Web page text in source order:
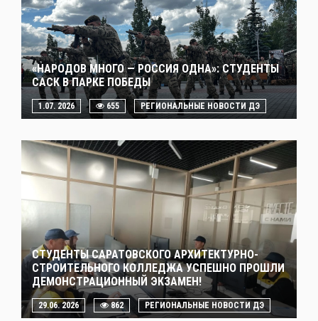
«НАРОДОВ МНОГО — РОССИЯ ОДНА»: СТУДЕНТЫ
САСК В ПАРКЕ ПОБЕДЫ
1.07. 2026 655 РЕГИОНАЛЬНЫЕ НОВОСТИ ДЭ
СТУДЕНТЫ САРАТОВСКОГО АРХИТЕКТУРНО-
СТРОИТЕЛЬНОГО КОЛЛЕДЖА УСПЕШНО ПРОШЛИ
ДЕМОНСТРАЦИОННЫЙ ЭКЗАМЕН!
29.06. 2026 862 РЕГИОНАЛЬНЫЕ НОВОСТИ ДЭ